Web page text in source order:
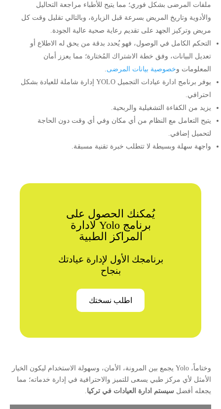
ملفات المرضى بشكل فوري؛ مما يتيح للأطباء مراجعة التحاليل
والأدوية وتاريخ المريض بسرعة قبل الزيارة، وبالتالي تقليل وقت كل
مريض وتركيز الجهد على تقديم رعاية صحية عالية الجودة.
التحكم الكامل في الوصول، فهو يُحدد بدقة من يحق له الاطلاع أو
تعديل البيانات، وفق خطة الاشتراك المُختارة؛ مما يعزز أمان
المعلومات وخصوصية بيانات المرضى.
يوفر برنامج ادارة عيادات التجميل YOLO إدارة شاملة للعيادة بشكل
احترافي.
يزيد من الكفاءة التشغيلية والربحية.
يتيح التعامل مع النظام من أي مكان وفي أي وقت دون الحاجة
لتحميل إضافي.
واجهة سهلة وبسيطة لا تتطلب خبرة تقنية مسبقة.
يُمكنك الحصول على
برنامج Yolo لادارة
المراكز الطبية
برنامجك الأول لإدارة عيادتك
بنجاح
اطلب نسختك
وختاماً، Yolo يجمع بين المرونة، الأمان، وسهولة الاستخدام ليكون الخيار
الأمثل لأي مركز طبي يسعى للتميز والاحترافية في إدارة خدماته؛ مما
يجعله أفضل سيستم ادارة العيادات في تركيا.